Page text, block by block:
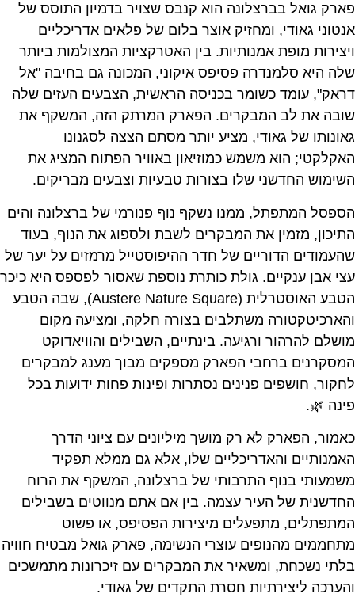
פארק גואל בברצלונה הוא קנבס שצויר בדמיון התוסס של
אנטוני גאודי, ומחזיק אוצר בלום של פלאים אדריכליים
ויצירות מופת אמנותיות. בין האטרקציות המצולמות ביותר
שלה היא סלמנדרה פסיפס איקוני, המכונה גם בחיבה "אל
דראק", עומד כשומר בכניסה הראשית, הצבעים העזים שלה
שובה את לב המבקרים. הפארק המרתק הזה, המשקף את
גאונותו של גאודי, מציע יותר מסתם הצצה לסגנונו
האקלקטי; הוא משמש כמוזיאון באוויר הפתוח המציג את
השימוש החדשני שלו בצורות טבעיות וצבעים מבריקים.
הספסל המתפתל, ממנו נשקף נוף פנורמי של ברצלונה והים
התיכון, מזמין את המבקרים לשבת ולספוג את הנוף, בעוד
שהעמודים הדוריים של חדר ההיפוסטייל מרמזים על יער של
עצי אבן ענקיים. גולת כותרת נוספת שאסור לפספס היא כיכר
הטבע האוסטרלית (Austere Nature Square), שבה הטבע
והארכיטקטורה משתלבים בצורה חלקה, ומציעה מקום
מושלם להרהור ורגיעה. בינתיים, השבילים והוויאדוקט
המסקרנים ברחבי הפארק מספקים מבוך מענג למבקרים
לחקור, חושפים פנינים נסתרות ופינות פחות ידועות בכל
פינה 🌿.
כאמור, הפארק לא רק מושך מיליונים עם ציוני הדרך
האמנותיים והאדריכליים שלו, אלא גם ממלא תפקיד
משמעותי בנוף התרבותי של ברצלונה, המשקף את הרוח
החדשנית של העיר עצמה. בין אם אתם מנווטים בשבילים
המתפתלים, מתפעלים מיצירות הפסיפס, או פשוט
מתחממים מהנופים עוצרי הנשימה, פארק גואל מבטיח חוויה
בלתי נשכחת, ומשאיר את המבקרים עם זיכרונות מתמשכים
והערכה ליצירתיות חסרת התקדים של גאודי.